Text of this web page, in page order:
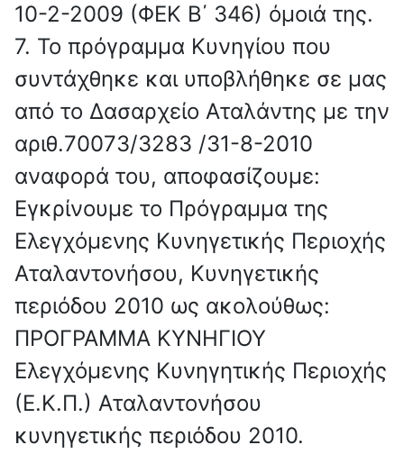
10-2-2009 (ΦΕΚ Β΄ 346) όμοιά της.
7. Το πρόγραμμα Κυνηγίου που
συντάχθηκε και υποβλήθηκε σε μας
από το Δασαρχείο Αταλάντης με την
αριθ.70073/3283 /31-8-2010
αναφορά του, αποφασίζουμε:
Εγκρίνουμε το Πρόγραμμα της
Ελεγχόμενης Κυνηγετικής Περιοχής
Αταλαντονήσου, Κυνηγετικής
περιόδου 2010 ως ακολούθως:
ΠΡΟΓΡΑΜΜΑ ΚΥΝΗΓΙΟΥ
Ελεγχόμενης Κυνηγητικής Περιοχής
(Ε.Κ.Π.) Αταλαντονήσου
κυνηγετικής περιόδου 2010.